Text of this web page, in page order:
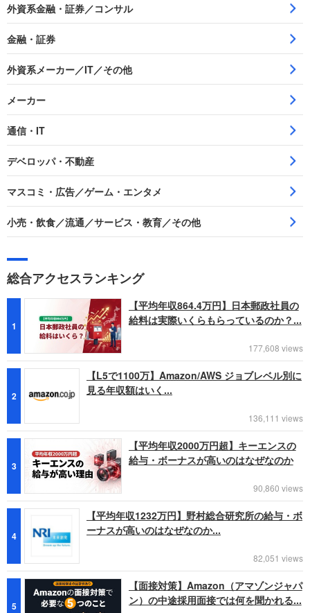
外資系金融・証券／コンサル
金融・証券
外資系メーカー／IT／その他
メーカー
通信・IT
デベロッパ・不動産
マスコミ・広告／ゲーム・エンタメ
小売・飲食／流通／サービス・教育／その他
総合アクセスランキング
1
【平均年収864.4万円】日本郵政社員の
給料は実際いくらもらっているのか？...
177,608 views
2
【L5で1100万】Amazon/AWS ジョブレベル別に
見る年収額はいく...
136,111 views
3
【平均年収2000万円超】キーエンスの
給与・ボーナスが高いのはなぜなのか
90,860 views
4
【平均年収1232万円】野村総合研究所の給与・ボ
ーナスが高いのはなぜなのか...
82,051 views
5
【面接対策】Amazon（アマゾンジャパ
ン）の中途採用面接では何を聞かれる...